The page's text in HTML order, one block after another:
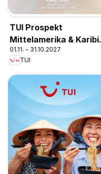
TUI Prospekt
Mittelamerika &
2026/27
01.11. - 31.10.2027
TUI